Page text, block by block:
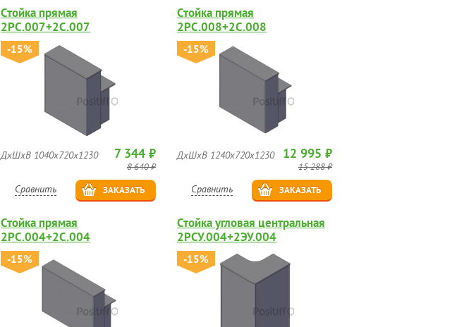
Стойка прямая
2РС.007+2С.007
-15%
ДхШхВ 1040х720х1230 7 344 ₽
8 640 ₽
Сравнить ЗАКАЗАТЬ
Стойка прямая
2РС.008+2С.008
-15%
ДхШхВ 1240х720х1230 12 995 ₽
15 288 ₽
Сравнить ЗАКАЗАТЬ
Стойка прямая
2РС.004+2С.004
-15%
Стойка угловая центральная
2РСУ.004+2ЭУ.004
-15%